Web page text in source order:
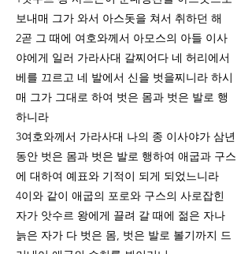
보내매 그가 와서 아스돗을 쳐서 취하던 해
2곧 그 때에 여호와께서 아모스의 아들 이사
야에게 일러 가라사대 갈찌어다 네 허리에서
베를 끄르고 네 발에서 신을 벗을찌니라 하시
매 그가 그대로 하여 벗은 몸과 벗은 발로 행
하니라
3여호와께서 가라사대 나의 종 이사야가 삼년
동안 벗은 몸과 벗은 발로 행하여 애굽과 구스
에 대하여 예표와 기적이 되게 되었느니라
4이와 같이 애굽의 포로와 구스의 사로잡힌
자가 앗수르 왕에게 끌려 갈 때에 젊은 자나
늙은 자가 다 벗은 몸, 벗은 발로 볼기까지 드